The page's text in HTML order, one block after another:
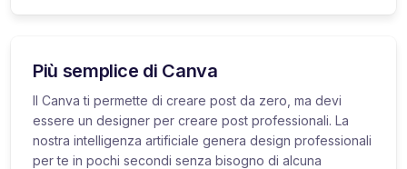
Più semplice di Canva
Il Canva ti permette di creare post da zero, ma devi
essere un designer per creare post professionali. La
nostra intelligenza artificiale genera design professionali
per te in pochi secondi senza bisogno di alcuna